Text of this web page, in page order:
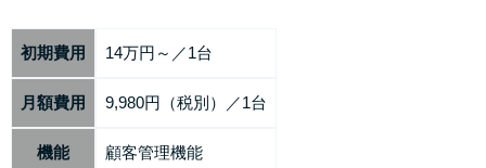
初期費用
月額費用
機能
14万円～／1台
9,980円（税別）／1台
顧客管理機能